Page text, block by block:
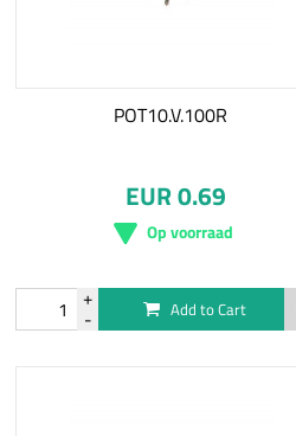
POT10.V.100R
EUR 0.69
Op voorraad
Add to Cart